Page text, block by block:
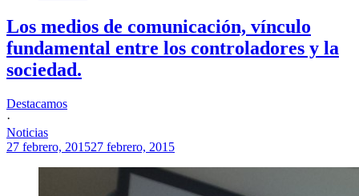
Los medios de comunicación, vínculo
fundamental entre los controladores y la
sociedad.
Destacamos
·
Noticias
27 febrero, 201527 febrero, 2015